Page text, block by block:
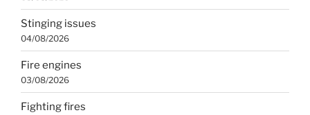
Stinging issues
04/08/2026
Fire engines
03/08/2026
Fighting fires